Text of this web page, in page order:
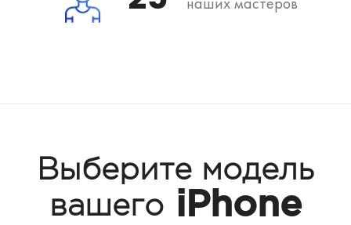
Выберите модель
вашего iPhone